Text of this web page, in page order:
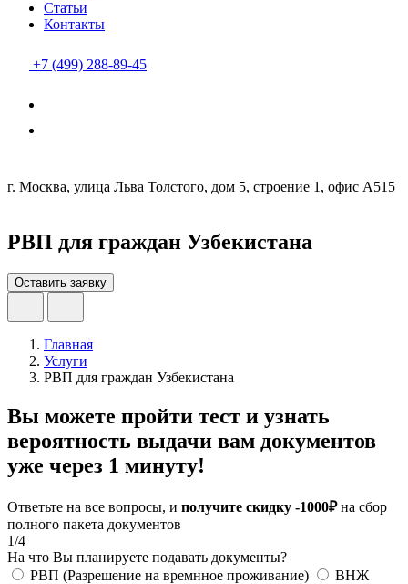
Статьи
Контакты
+7 (499) 288-89-45
г. Москва, улица Льва Толстого, дом 5, строение 1, офис А515
РВП для граждан Узбекистана
Оставить заявку
Главная
Услуги
РВП для граждан Узбекистана
Вы можете пройти тест и узнать
вероятность выдачи вам документов
уже через 1 минуту!
Ответьте на все вопросы, и получите скидку -1000₽на сбор
полного пакета документов
1/4
На что Вы планируете подавать документы?
РВП (Разрешение на времнное проживание)
ВНЖ